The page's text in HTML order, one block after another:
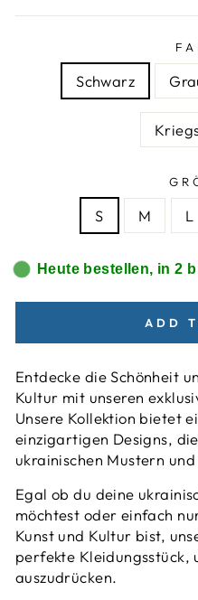
Schwarz
S M L
Heute bestellen, in 2
ADD
Entdecke die Schönheit
Kultur mit unseren
Unsere Kollektion bietet
einzigartigen Designs,
ukrainischen Mustern
Egal ob du deine
möchtest oder einfach
Kunst und Kultur bist,
perfekte Kleidungsstück,
auszudrücken.